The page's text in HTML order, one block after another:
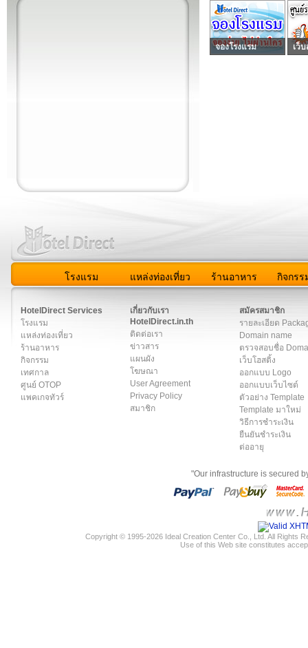
จองโรงแรม เว็
โรงแรม แหล่งท่องเที่ยว ร้านอาหาร กิจกรร
HotelDirect Services
โรงแรม
แหล่งท่องเที่ยว
ร้านอาหาร
กิจกรรม
เทศกาล
ศูนย์ OTOP
แพคเกจทัวร์
เกี่ยวกับเรา
HotelDirect.in.th
ติดต่อเรา
ข่าวสาร
แผนผัง
โฆษณา
User Agreement
Privacy Policy
สมาชิก
สมัครสมาชิก
รายละเอียด
Domain name
ตรวจสอบชื่อ
เว็บโฮสติ้ง
ออกแบบ Logo
ออกแบบเว็บไซต์
ตัวอย่าง Template
Template มาใหม่
วิธีการชำระเงิน
ยืนยันชำระเงิน
ต่ออายุ
"Our infrastructure is secured
Copyright © 1995-2026 Ideal Creation Center Co., Ltd. All Rights
Use of this Web site constitutes